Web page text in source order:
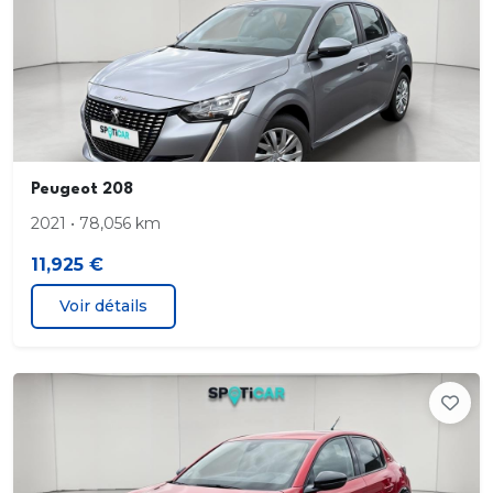
Avertisseur de temps de conduite
Bandeau entre feux AR Noir brillant
Banquette AR 1/3-2/3
Bluetooth
chrome brillant et enjoliveur supérieur noir grainé
Calandre avec marquage à chaud chrome brillant
Calandre haut de gamme avec grille supérieure
avec marquage couleur caisse et enjoliveur
Canule d'échappement non chromée
Peugeot 208
2021 • 78,056 km
11,925 €
Voir détails